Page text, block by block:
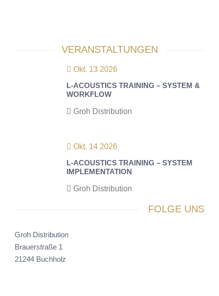
VERANSTALTUNGEN
Okt. 13 2026
L-ACOUSTICS TRAINING – SYSTEM &
WORKFLOW
Groh Distribution
Okt. 14 2026
L-ACOUSTICS TRAINING – SYSTEM
IMPLEMENTATION
Groh Distribution
FOLGE UNS
Groh Distribution
Brauerstraße 1
21244 Buchholz